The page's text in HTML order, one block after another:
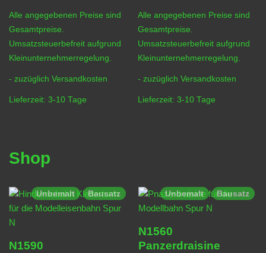
Alle angegebenen Preise sind
Gesamtpreise.
Umsatzsteuerbefreit aufgrund
Kleinunternehmerregelung.
- zuzüglich Versandkosten
Lieferzeit: 3-10 Tage
Alle angegebenen Preise sind
Gesamtpreise.
Umsatzsteuerbefreit aufgrund
Kleinunternehmerregelung.
- zuzüglichVersandkosten
Lieferzeit:3-10 Tage
Shop
Unbemalt Bausatz
N1590
Unbemalt Bausatz
N1560
Panzerdraisine